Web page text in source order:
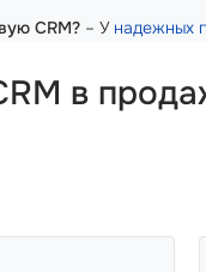
CRM? – У надежных
в